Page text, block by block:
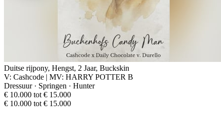
Duitse rijpony, Hengst, 2 Jaar, Buckskin
V: Cashcode | MV: HARRY POTTER B
Dressuur · Springen · Hunter
€ 10.000 tot € 15.000
€ 10.000 tot € 15.000